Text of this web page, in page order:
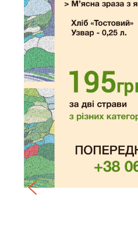
1 350,00грн
Мікс
Категорія:
Супутні